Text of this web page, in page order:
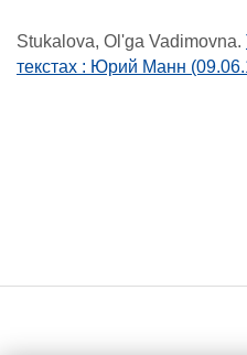
Stukalova, Ol'ga Vadimovna.
текстах : Юрий Манн